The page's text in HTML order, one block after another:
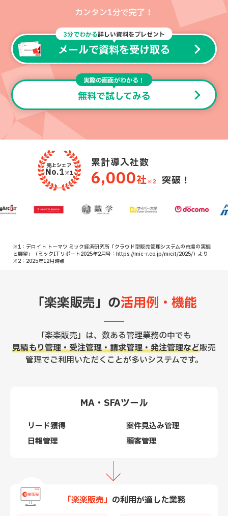
カンタン1分で完了！
3分でわかる詳しい資料をプレゼント
メールで資料を受け取る
実際の画面がわかる！
無料で試してみる
売上シェア
No.1※1
累計導入社数
6,000社※2 突破！
※1：デロイト トーマツ ミック経済研究所「クラウド型販売管理システムの市場の実態
と展望」（ミックITリポート2025年2月号：https://mic-r.co.jp/micit/2025/）より
※2：2025年12月時点
「楽楽販売」の活用例・機能
「楽楽販売」は、数ある管理業務の中でも
見積もり管理・受注管理・請求管理・発注管理など販売
管理でご利用いただくことが多いシステムです。
MA・SFAツール
リード獲得
案件見込み管理
日報管理
顧客管理
「楽楽販売」 の利用が適した業務